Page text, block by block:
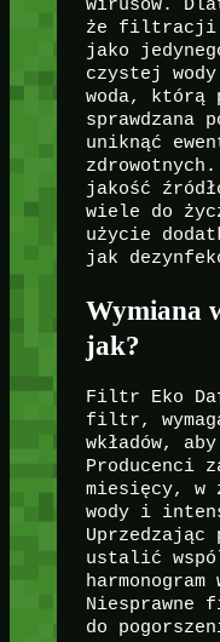
wirusów.
że filtracji
jako
czystej
woda,
sprawdzana
uniknąć
jakość
wiele do
użycie
jak
Wymiana
jak?
Filtr Eko
filtr,
wkładów,
Producenci
miesięcy, w
wody i
Uprzedzając
ustalić
harmonogram
Niesprawne
do